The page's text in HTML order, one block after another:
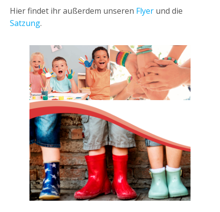
Hier findet ihr außerdem unseren Flyer und die
Satzung.